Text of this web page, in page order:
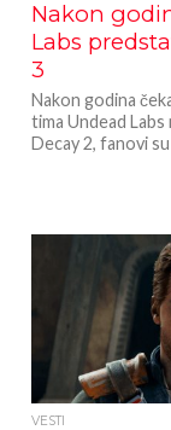
Nakon
Labs
3
Nakon godina
tima Undead
Decay 2, fanovi
VESTI